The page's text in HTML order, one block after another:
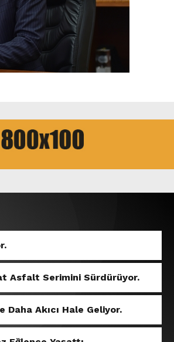
Asfalt Serimini Sürdürüyor.
Daha Akıcı Hale Geliyor.